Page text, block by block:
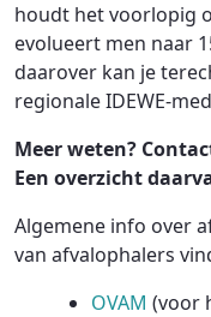
houdt het voorlopig
evolueert men naar
daarover kan je
regionale IDEWE-
Meer weten?
Een overzicht
Algemene info over
van afvalophalers
OVAM (voor